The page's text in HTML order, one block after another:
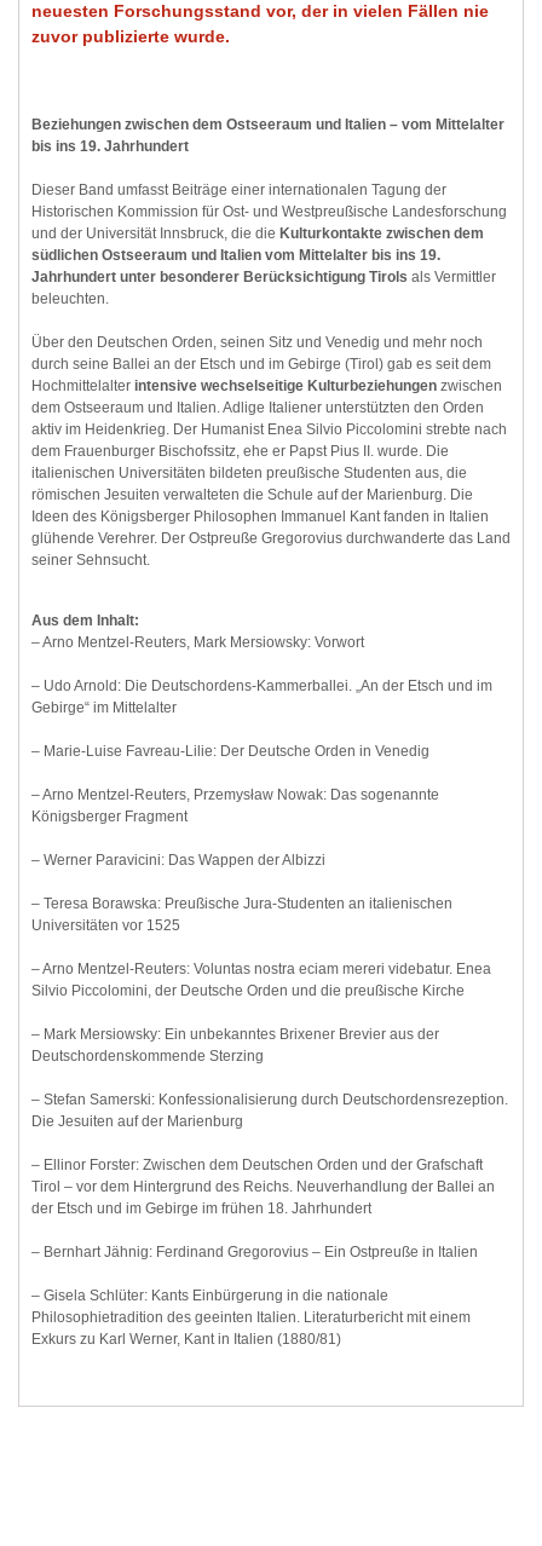
neuesten Forschungsstand vor, der in vielen Fällen nie
zuvor publizierte wurde.
Beziehungen zwischen dem Ostseeraum und Italien – vom Mittelalter
bis ins 19. Jahrhundert
Dieser Band umfasst Beiträge einer internationalen Tagung der
Historischen Kommission für Ost- und Westpreußische Landesforschung
und der Universität Innsbruck, die die Kulturkontakte zwischen dem
südlichen Ostseeraum und Italien vom Mittelalter bis ins 19.
Jahrhundert unter besonderer Berücksichtigung Tirols als Vermittler
beleuchten.
Über den Deutschen Orden, seinen Sitz und Venedig und mehr noch
durch seine Ballei an der Etsch und im Gebirge (Tirol) gab es seit dem
Hochmittelalter intensive wechselseitige Kulturbeziehungen zwischen
dem Ostseeraum und Italien. Adlige Italiener unterstützten den Orden
aktiv im Heidenkrieg. Der Humanist Enea Silvio Piccolomini strebte nach
dem Frauenburger Bischofssitz, ehe er Papst Pius II. wurde. Die
italienischen Universitäten bildeten preußische Studenten aus, die
römischen Jesuiten verwalteten die Schule auf der Marienburg. Die
Ideen des Königsberger Philosophen Immanuel Kant fanden in Italien
glühende Verehrer. Der Ostpreuße Gregorovius durchwanderte das Land
seiner Sehnsucht.
Aus dem Inhalt:
– Arno Mentzel-Reuters, Mark Mersiowsky: Vorwort
– Udo Arnold: Die Deutschordens-Kammerballei. „An der Etsch und im
Gebirge“ im Mittelalter
– Marie-Luise Favreau-Lilie: Der Deutsche Orden in Venedig
– Arno Mentzel-Reuters, Przemysław Nowak: Das sogenannte
Königsberger Fragment
– Werner Paravicini: Das Wappen der Albizzi
– Teresa Borawska: Preußische Jura-Studenten an italienischen
Universitäten vor 1525
– Arno Mentzel-Reuters: Voluntas nostra eciam mereri videbatur. Enea
Silvio Piccolomini, der Deutsche Orden und die preußische Kirche
– Mark Mersiowsky: Ein unbekanntes Brixener Brevier aus der
Deutschordenskommende Sterzing
– Stefan Samerski: Konfessionalisierung durch Deutschordensrezeption.
Die Jesuiten auf der Marienburg
– Ellinor Forster: Zwischen dem Deutschen Orden und der Grafschaft
Tirol – vor dem Hintergrund des Reichs. Neuverhandlung der Ballei an
der Etsch und im Gebirge im frühen 18. Jahrhundert
– Bernhart Jähnig: Ferdinand Gregorovius – Ein Ostpreuße in Italien
– Gisela Schlüter: Kants Einbürgerung in die nationale
Philosophietradition des geeinten Italien. Literaturbericht mit einem
Exkurs zu Karl Werner, Kant in Italien (1880/81)